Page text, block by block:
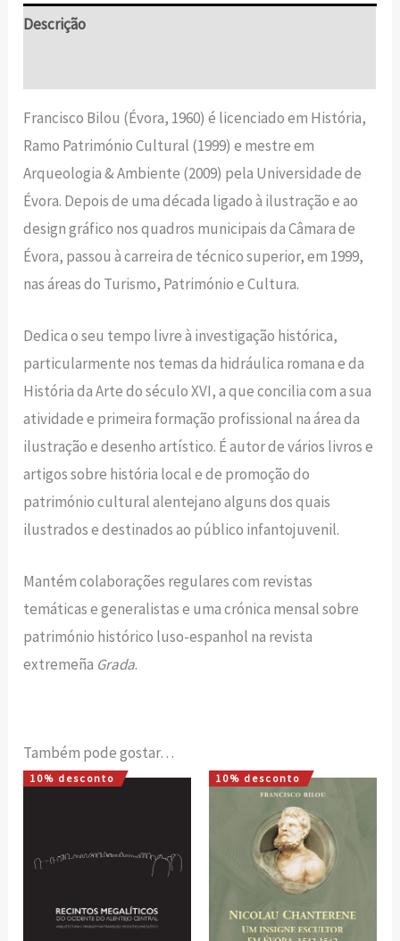
Descrição
Francisco Bilou (Évora, 1960) é licenciado em História,
Ramo Património Cultural (1999) e mestre em
Arqueologia & Ambiente (2009) pela Universidade de
Évora. Depois de uma década ligado à ilustração e ao
design gráfico nos quadros municipais da Câmara de
Évora, passou à carreira de técnico superior, em 1999,
nas áreas do Turismo, Património e Cultura.
Dedica o seu tempo livre à investigação histórica,
particularmente nos temas da hidráulica romana e da
História da Arte do século XVI, a que concilia com a sua
atividade e primeira formação profissional na área da
ilustração e desenho artístico. É autor de vários livros e
artigos sobre história local e de promoção do
património cultural alentejano alguns dos quais
ilustrados e destinados ao público infantojuvenil.
Mantém colaborações regulares com revistas
temáticas e generalistas e uma crónica mensal sobre
património histórico luso-espanhol na revista
extremeña Grada.
Também pode gostar…
10% desconto
O
16,00 €.
O
14,40 €.
10% desconto
O
preço
original
era:
14,00 €.
O
preço
atual
é:
12,60 €.